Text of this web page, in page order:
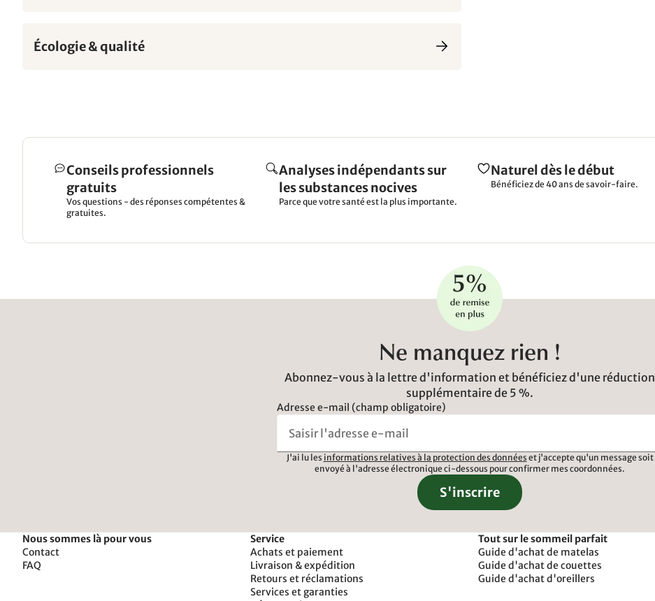
Écologie & qualité
Conseils professionnels
gratuits
Vos questions - des réponses compétentes &
gratuites.
Analyses indépendants sur
les substances nocives
Parce que votre santé est la plus importante.
Naturel dès le début
Bénéficiez de 40 ans de savoir-faire.
Ne manquez rien !
Abonnez-vous à la lettre d'information et bénéficiez d'une réduction
supplémentaire de 5 %.
Adresse e-mail (champ obligatoire)
J'ai lu les informations relatives à la protection des données et j'accepte qu'un message soit
envoyé à l'adresse électronique ci-dessous pour confirmer mes coordonnées.
S'inscrire
Nous sommes là pour vous
Contact
FAQ
Service
Achats et paiement
Livraison & expédition
Retours et réclamations
Services et garanties
Tout sur le sommeil parfait
Guide d'achat de matelas
Guide d'achat de couettes
Guide d'achat d'oreillers